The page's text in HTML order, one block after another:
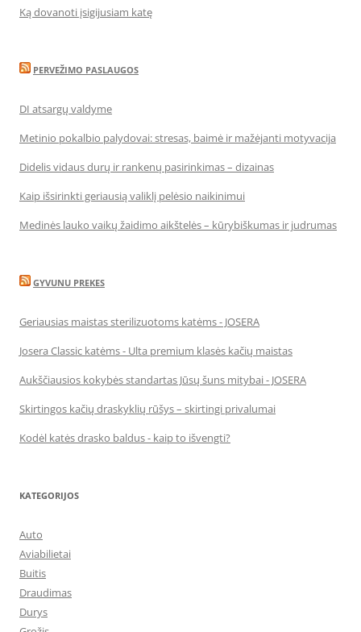
Ką dovanoti įsigijusiam katę
PERVEŽIMO PASLAUGOS
DI atsargų valdyme
Metinio pokalbio palydovai: stresas, baimė ir mažėjanti motyvacija
Didelis vidaus durų ir rankenų pasirinkimas – dizainas
Kaip išsirinkti geriausią valiklį pelėsio naikinimui
Medinės lauko vaikų žaidimo aikštelės – kūrybiškumas ir judrumas
GYVUNU PREKES
Geriausias maistas sterilizuotoms katėms - JOSERA
Josera Classic katėms - Ulta premium klasės kačių maistas
Aukščiausios kokybės standartas Jūsų šuns mitybai - JOSERA
Skirtingos kačių draskyklių rūšys – skirtingi privalumai
Kodėl katės drasko baldus - kaip to išvengti?
KATEGORIJOS
Auto
Aviabilietai
Buitis
Draudimas
Durys